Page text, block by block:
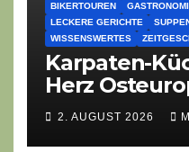
BIKERTOUREN
LECKERE GERICHTE
WISSENSWERTES
Karpaten-
Herz
moderne
erobert
2. AUGUST 2026